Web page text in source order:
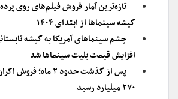
گیشه سینماها از ابتدای ۱۴۰۴
چشم سینماهای آمریکا به گیشه
افزایش قیمت بلیت سینماها شد
پس از گذشت حدود ۲
۲۷۰ میلیارد رسید